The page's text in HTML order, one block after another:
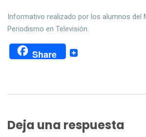
Informativo realizado por los alumnos del
Periodismo en Televisión.
Share
Deja una respuesta